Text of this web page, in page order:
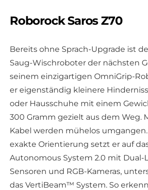
Roborock Saros Z70
Bereits ohne Sprach-Upgrade ist
Saug-Wischroboter der nächsten
seinem einzigartigen OmniGrip-
er eigenständig kleinere
oder Hausschuhe mit einem
300 Gramm gezielt aus dem Weg.
Kabel werden mühelos
exakte Orientierung setzt er auf
Autonomous System 2.0 mit Dual-
Sensoren und RGB-Kameras,
das VertiBeam™ System. So